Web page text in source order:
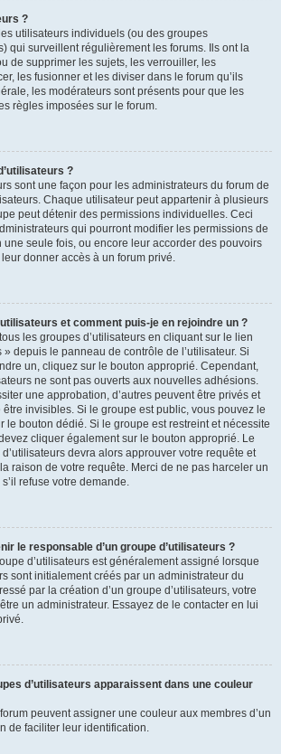
?
utilisateurs individuels (ou des groupes
qui surveillent régulièrement les forums. Ils ont la
de supprimer les sujets, les verrouiller, les
les fusionner et les diviser dans le forum qu’ils
les modérateurs sont présents pour que les
règles imposées sur le forum.
?
sont une façon pour les administrateurs du forum de
Chaque utilisateur peut appartenir à plusieurs
peut détenir des permissions individuelles. Ceci
qui pourront modifier les permissions de
seule fois, ou encore leur accorder des pouvoirs
donner accès à un forum privé.
et comment puis-je en rejoindre un ?
les groupes d’utilisateurs en cliquant sur le lien
» depuis le panneau de contrôle de l’utilisateur. Si
un, cliquez sur le bouton approprié. Cependant,
ne sont pas ouverts aux nouvelles adhésions.
une approbation, d’autres peuvent être privés et
être invisibles. Si le groupe est public, vous pouvez le
le bouton dédié. Si le groupe est restreint et nécessite
cliquer également sur le bouton approprié. Le
devra alors approuver votre requête et
raison de votre requête. Merci de ne pas harceler un
refuse votre demande.
le responsable d’un groupe d’utilisateurs ?
d’utilisateurs est généralement assigné lorsque
sont initialement créés par un administrateur du
par la création d’un groupe d’utilisateurs, votre
un administrateur. Essayez de le contacter en lui
d’utilisateurs apparaissent dans une couleur
peuvent assigner une couleur aux membres d’un
de faciliter leur identification.